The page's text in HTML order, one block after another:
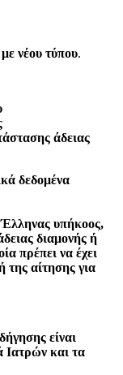
νέου τύπου.
άδειας
δεδομένα
Έλληνας υπήκοος,
διαμονής ή
πρέπει να έχει
της αίτησης για
είναι
Ιατρών και τα